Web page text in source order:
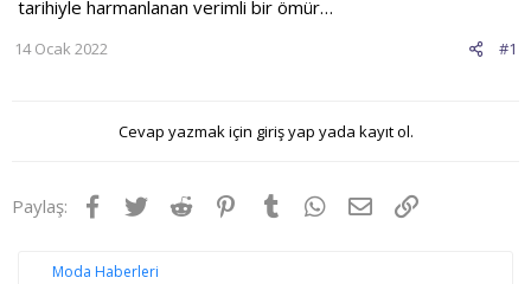
tarihiyle harmanlanan verimli bir ömür…
#1
14 Ocak 2022
Cevap yazmak için giriş yap yada kayıt ol.
Paylaş: Facebook
TwitterReddit Pinterest
Tumblr WhatsApp
E-postaLink
Moda Haberleri